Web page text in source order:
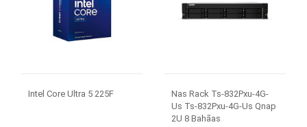
Intel Core Ultra 5 225F
Nas Rack Ts-832Pxu-4G-
Us Ts-832Pxu-4G-Us Qnap
2U 8 Bahã­as